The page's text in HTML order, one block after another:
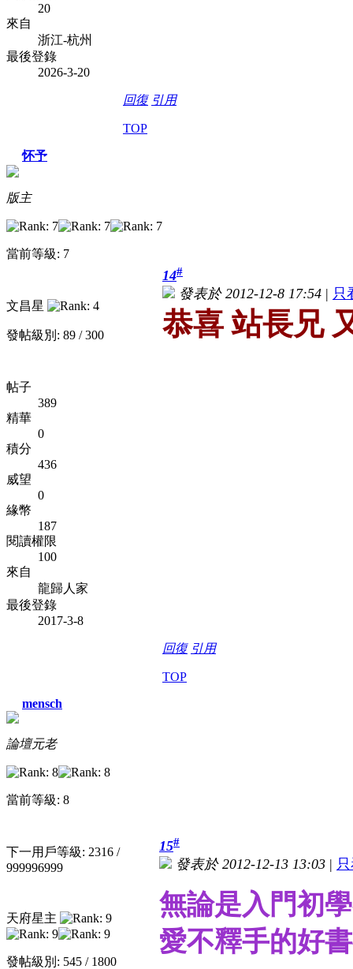
20
來自
浙江-杭州
最後登錄
2026-3-20
回復 引用
TOP
怀予
版主
當前等級: 7
文昌星
發帖級別: 89 / 300
帖子
389
精華
0
積分
436
威望
0
緣幣
187
閱讀權限
100
來自
龍歸人家
最後登錄
2017-3-8
14#
發表於 2012-12-8 17:54 | 只
恭喜 站長兄
回復 引用
TOP
mensch
論壇元老
當前等級: 8
下一用戶等級: 2316 /
999996999
天府星主
發帖級別: 545 / 1800
15#
發表於 2012-12-13 13:03 |
無論是入門初
愛不釋手的好